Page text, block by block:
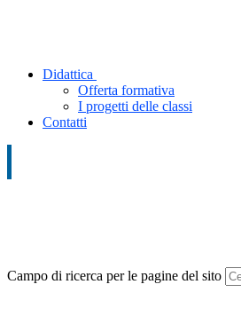
Didattica
Offerta formativa
I progetti delle classi
Contatti
Campo di ricerca per le pagine del sito